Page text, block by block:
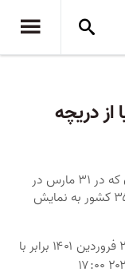
دریچه
در سی‌ونهمین دوره جشنواره جهانی فیلم زنان که در ۳۱ مارس در
شهر کلن آلمان آغاز شد، بیش از ۱۰۰ فیلم از ۳۵ کشور به نمایش
یک شنبه ۲۱ فروردین ۱۴۰۱ برابر با